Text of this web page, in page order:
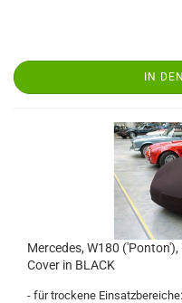
IN
Mercedes, W180
Cover in BLACK
- für trockene